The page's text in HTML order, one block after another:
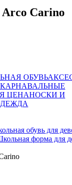
Arco Carino
ОБУВЬ
КАРНАВАЛЬНЫЕ
ЦЕНАНОСКИ И
обувь для
форма для